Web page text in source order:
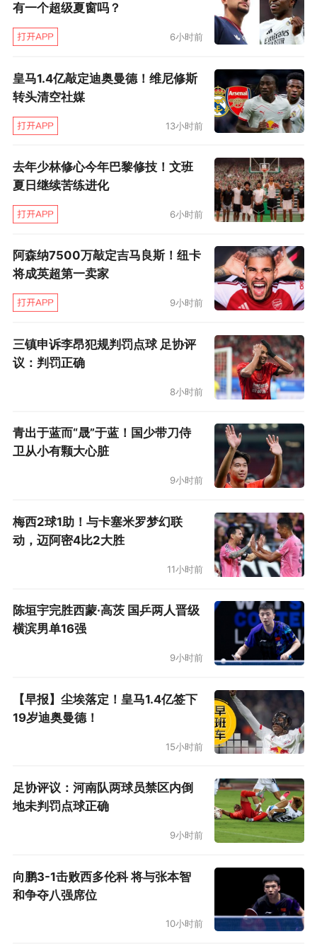
有一个超级夏窗吗？
6小时前
皇马1.4亿敲定迪奥曼德！维尼修斯
转头清空社媒
13小时前
去年少林修心今年巴黎修技！文班
夏日继续苦练进化
6小时前
阿森纳7500万敲定吉马良斯！纽卡
将成英超第一卖家
9小时前
三镇申诉李昂犯规判罚点球 足协评
议：判罚正确
8小时前
青出于蓝而“晟”于蓝！国少带刀侍
卫从小有颗大心脏
9小时前
梅西2球1助！与卡塞米罗梦幻联
动，迈阿密4比2大胜
11小时前
陈垣宇完胜西蒙·高茨 国乒两人晋级
横滨男单16强
9小时前
【早报】尘埃落定！皇马1.4亿签下
19岁迪奥曼德！
15小时前
足协评议：河南队两球员禁区内倒
地未判罚点球正确
9小时前
向鹏3-1击败西多伦科 将与张本智
和争夺八强席位
10小时前